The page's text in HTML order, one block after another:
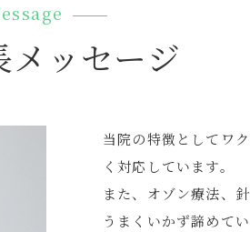
メッセージ
当院の特徴としてワ
く対応しています。
また、オゾン療法、
うまくいかず諦めて